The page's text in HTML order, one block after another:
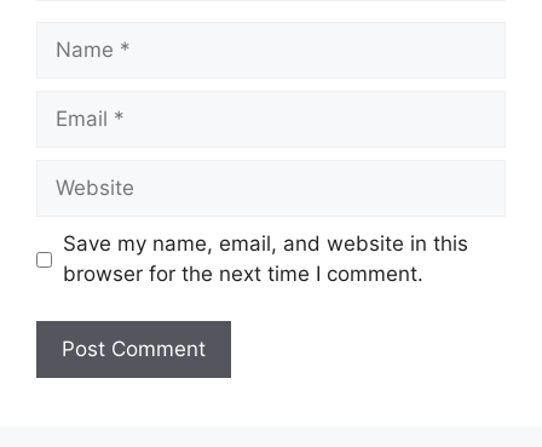
Name
Email
Website
Save my name, email, and website in this
browser for the next time I comment.